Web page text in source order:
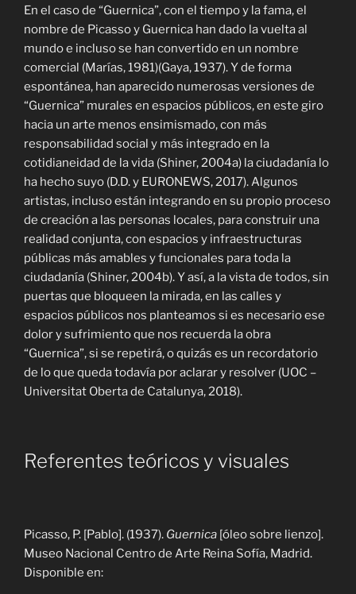
En el caso de “Guernica”, con el tiempo y la fama, el
nombre de Picasso y Guernica han dado la vuelta al
mundo e incluso se han convertido en un nombre
comercial (Marías, 1981)(Gaya, 1937). Y de forma
espontánea, han aparecido numerosas versiones de
“Guernica” murales en espacios públicos, en este giro
hacia un arte menos ensimismado, con más
responsabilidad social y más integrado en la
cotidianeidad de la vida (Shiner, 2004a) la ciudadanía lo
ha hecho suyo (D.D. y EURONEWS, 2017). Algunos
artistas, incluso están integrando en su propio proceso
de creación a las personas locales, para construir una
realidad conjunta, con espacios y infraestructuras
públicas más amables y funcionales para toda la
ciudadanía (Shiner, 2004b). Y así, a la vista de todos, sin
puertas que bloqueen la mirada, en las calles y
espacios públicos nos planteamos si es necesario ese
dolor y sufrimiento que nos recuerda la obra
“Guernica”, si se repetirá, o quizás es un recordatorio
de lo que queda todavía por aclarar y resolver (UOC –
Universitat Oberta de Catalunya, 2018).
Referentes teóricos y visuales
Picasso, P. [Pablo]. (1937). Guernica [óleo sobre lienzo].
Museo Nacional Centro de Arte Reina Sofía, Madrid.
Disponible en: